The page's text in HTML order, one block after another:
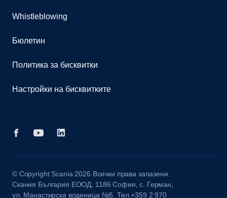
Whistleblowing
Бюлетин
Политика за бисквитки
Настройки на бисквитките
© Copyright Scania 2026 Всички права запазени.
Скания България ЕООД, 1186 София, с. Герман,
ул. Манастирска воденица №5, Тел.+359 2 970